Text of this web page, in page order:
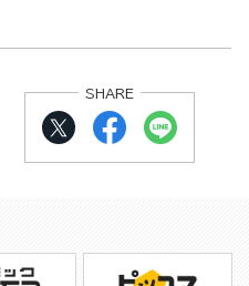
SHARE